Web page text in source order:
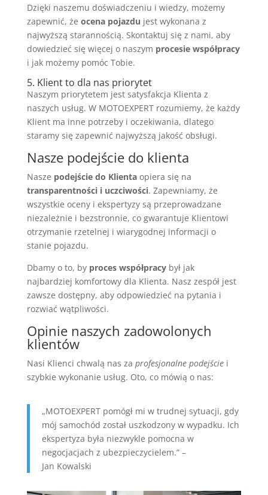
Dzięki naszemu doświadczeniu i wiedzy, możemy
zapewnić, że ocena pojazdu jest wykonana z
najwyższą starannością. Skontaktuj się z nami, aby
dowiedzieć się więcej o naszym procesie współpracy
i jak możemy pomóc Tobie.
5. Klient to dla nas priorytet
Naszym priorytetem jest satysfakcja Klienta z
naszych usług. W MOTOEXPERT rozumiemy, że każdy
Klient ma inne potrzeby i oczekiwania, dlatego
staramy się zapewnić najwyższą jakość obsługi.
Nasze podejście do klienta
Nasze podejście do Klientaopiera się na
transparentności i uczciwości. Zapewniamy, że
wszystkie oceny i ekspertyzy są przeprowadzane
niezależnie i bezstronnie, co gwarantuje Klientowi
otrzymanie rzetelnej i wiarygodnej informacji o
stanie pojazdu.
Dbamy o to, by proces współpracybył jak
najbardziej komfortowy dla Klienta. Nasz zespół jest
zawsze dostępny, aby odpowiedzieć na pytania i
rozwiać wątpliwości.
Opinie naszych zadowolonych
klientów
Nasi Klienci chwalą nas za profesjonalne podejściei
szybkie wykonanie usług. Oto, co mówią o nas:
„MOTOEXPERT pomógł mi w trudnej sytuacji, gdy
mój samochód został uszkodzony w wypadku. Ich
ekspertyza była niezwykle pomocna w
negocjacjach z ubezpieczycielem.” –
Jan Kowalski